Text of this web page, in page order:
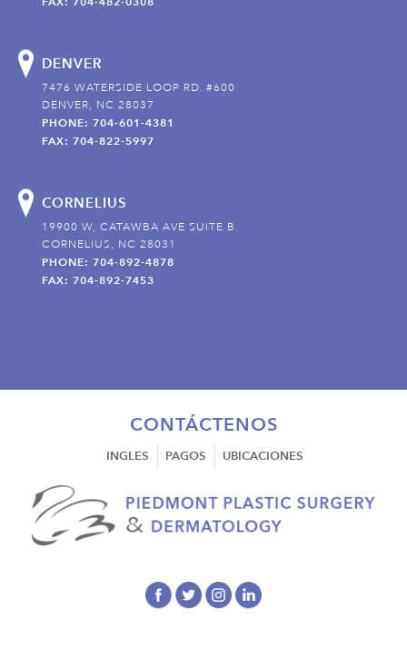
DENVER
7476 WATERSIDE LOOP RD. #600
DENVER, NC 28037
PHONE: 704-601-4381
FAX: 704-822-5997
CORNELIUS
19900 W, CATAWBA AVE SUITE B
CORNELIUS, NC 28031
PHONE: 704-892-4878
FAX: 704-892-7453
CONTÁCTENOS
INGLES PAGOS UBICACIONES